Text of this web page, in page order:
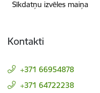
Sīkdatņu izvēles maiņa
Kontakti
+371 66954878
+371 64722238